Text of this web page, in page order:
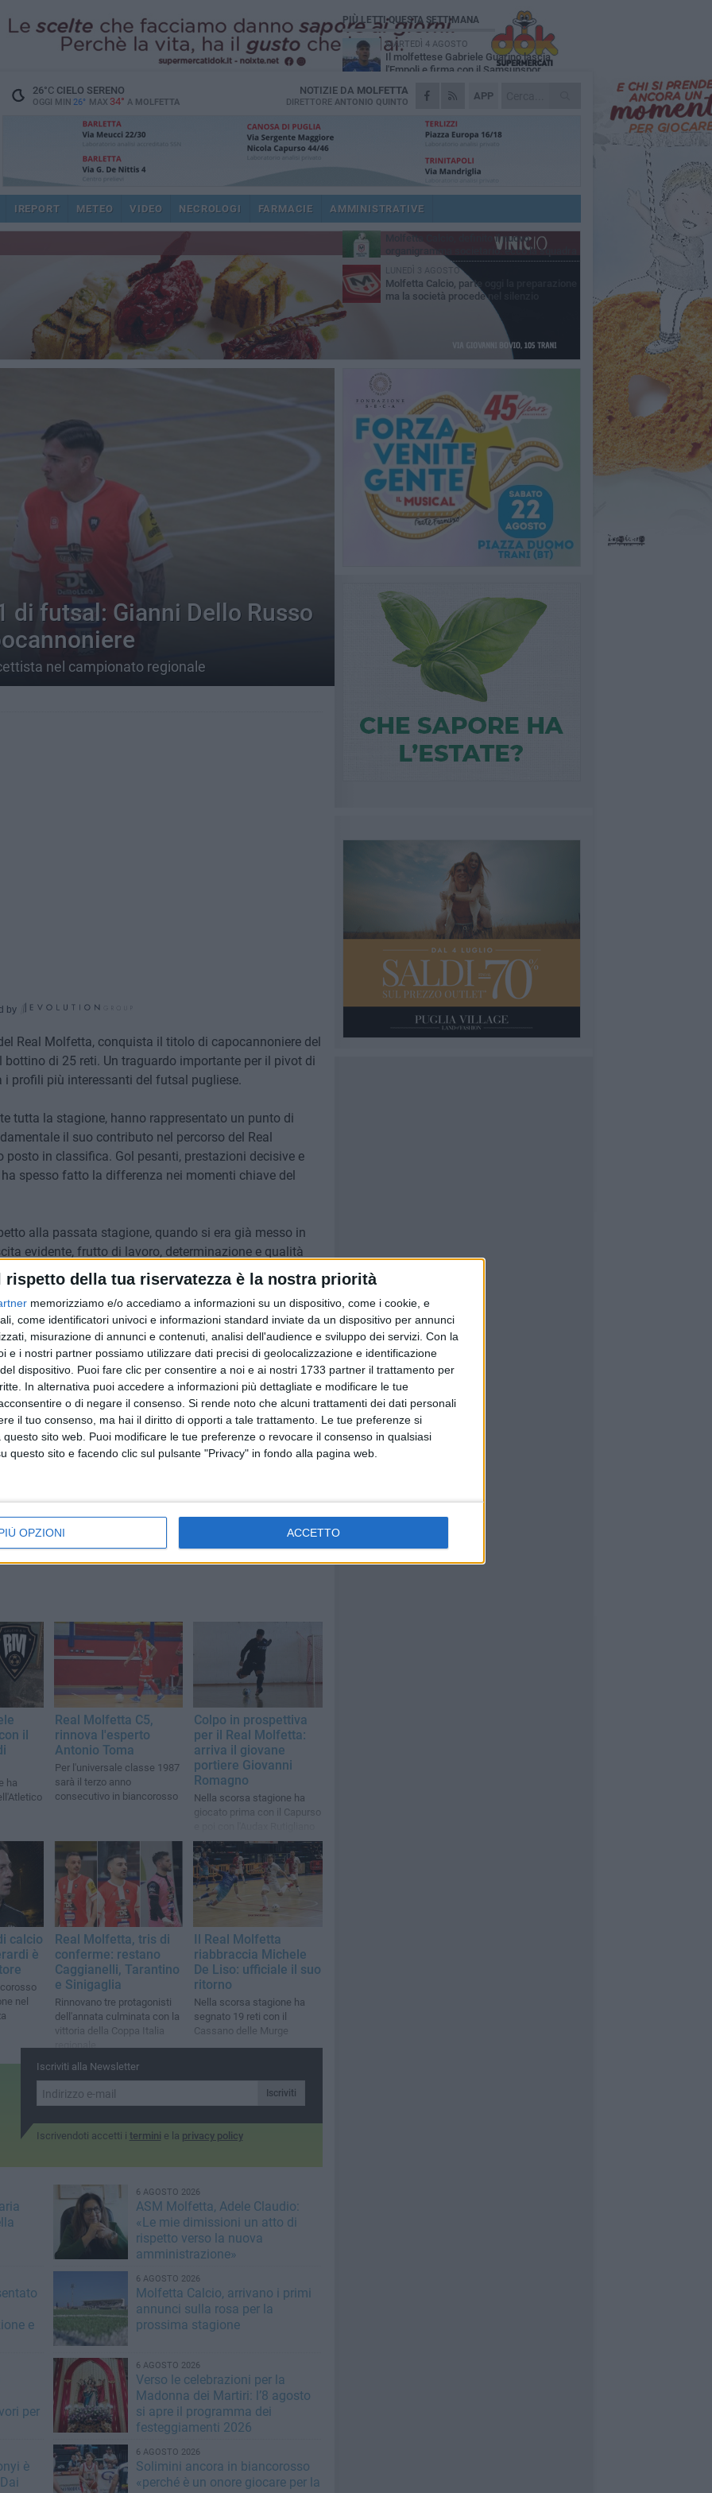
rispetto della tua riservatezza è la nostra priorità
memorizziamo e/o accediamo a informazioni su un dispositivo, come i cookie, e
come identificatori univoci e informazioni standard inviate da un dispositivo per annunci
misurazione di annunci e contenuti, analisi dell'audience e sviluppo dei servizi. Con la
e i nostri partner possiamo utilizzare dati precisi di geolocalizzazione e identificazione
dispositivo. Puoi fare clic per consentire a noi e ai nostri 1733 partner il trattamento per
In alternativa puoi accedere a informazioni più dettagliate e modificare le tue
o di negare il consenso. Si rende noto che alcuni trattamenti dei dati personali
il tuo consenso, ma hai il diritto di opporti a tale trattamento. Le tue preferenze si
sito web. Puoi modificare le tue preferenze o revocare il consenso in qualsiasi
questo sito e facendo clic sul pulsante "Privacy" in fondo alla pagina web.
OPZIONI ACCETTO
26°CCIELO SERENO
OGGI MIN 26° MAX 34° A MOLFETTA
APP
NOTIZIE DA MOLFETTA
DIRETTORE ANTONIO QUINTO
IREPORT METEO VIDEO NECROLOGI FARMACIE AMMINISTRATIVE
di futsal: Gianni Dello Russo
nel campionato regionale
by
Real Molfetta, conquista il titolo di capocannoniere del
di 25 reti. Un traguardo importante per il pivot di
profili più interessanti del futsal pugliese.
tutta la stagione, hanno rappresentato un punto di
il suo contributo nel percorso del Real
in classifica. Gol pesanti, prestazioni decisive e
spesso fatto la differenza nei momenti chiave del
alla passata stagione, quando si era già messo in
evidente, frutto di lavoro, determinazione e qualità
in Serie C1, dove ha già collezionato presenze e
grandi.
7
6 AGOSTO 2026
Marittimo molfettese muore a
bordo di un peschereccio al largo
del Gargano
il
ha
Real Molfetta C5,
rinnova l'esperto
Antonio Toma
Per l'universale classe 1987
sarà il terzo anno
consecutivo in biancorosso
Colpo in prospettiva
per il Real Molfetta:
arriva il giovane
portiere Giovanni
Romagno
Nella scorsa stagione ha
giocato prima con il Capurso
calcio
è
nel
Real Molfetta, tris di
conferme: restano
Caggianelli, Tarantino
e Sinigaglia
Rinnovano tre protagonisti
dell'annata culminata con la
vittoria della Coppa Italia
regionale
Il Real Molfetta
riabbraccia Michele
De Liso: ufficiale il suo
ritorno
Nella scorsa stagione ha
segnato 19 reti con il
Cassano delle Murge
Iscriviti alla Newsletter
Iscriviti
Iscrivendoti accetti i termini e la privacy policy
6 AGOSTO 2026
ASM Molfetta, Adele Claudio:
«Le mie dimissioni un atto di
rispetto verso la nuova
amministrazione»
e
6 AGOSTO 2026
Molfetta Calcio, arrivano i primi
annunci sulla rosa per la
prossima stagione
per
6 AGOSTO 2026
Verso le celebrazioni per la
Madonna dei Martiri: l’8 agosto
si apre il programma dei
festeggiamenti 2026
è
6 AGOSTO 2026
Solimini ancora in biancorosso
«perché è un onore giocare per la
PIÙ LETTI QUESTA SETTIMANA
MARTEDÌ 4 AGOSTO
Il molfettese Gabriele Guarino lascia
l'Empoli e firma con il Samsunspor
LUNEDÌ 3 AGOSTO
Palazzetto Giovanni Panunzio: dove lo
DOMENICA 2 AGOSTO
Minervini riparte da Otranto
Molfetta Sportiva in Promozione
nonostante il record negativo di
MARTEDÌ 4 AGOSTO
Molfetta Calcio, definito il nuovo
organigramma societario: ecco la squadra
dirigenziale
LUNEDÌ 3 AGOSTO
Molfetta Calcio, parte oggi la preparazione
ma la società procede nel silenzio